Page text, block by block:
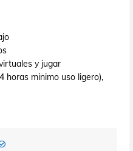
y jugar
horas minimo uso ligero),